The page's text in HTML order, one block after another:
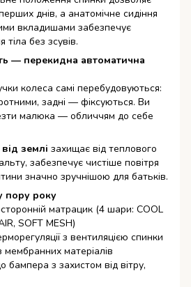
днів, а анатомічне сидіння
вкладишами забезпечує
без зсувів.
— перекидна автоматична
колеса самі перебудовуються:
задні — фіксуються. Ви
малюка — обличчям до себе
землі захищає від теплового
забезпечує чистіше повітря
значно зручнішою для батьків.
пору року
матрацик (4 шари: COOL
SOFT MESH)
з вентиляцією спинки
мембранних матеріалів
з захистом від вітру,